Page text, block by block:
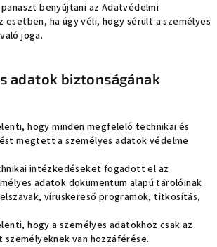
benyújtani az Adatvédelmi
esetben, ha úgy véli, hogy sérült a személyes
joga.
adatok biztonságának
hogy minden megfelelő technikai és
megtett a személyes adatok védelme
intézkedéseket fogadott el az
adatok dokumentum alapú tárolóinak
víruskereső programok, titkosítás,
hogy a személyes adatokhoz csak az
van hozzáférése.